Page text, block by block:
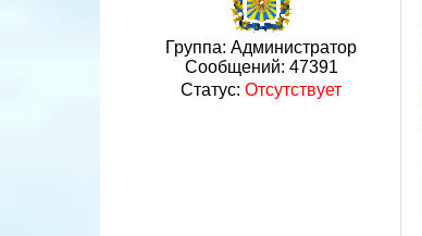
Группа: Администратор
Сообщений: 47391
Статус: Отсутствует